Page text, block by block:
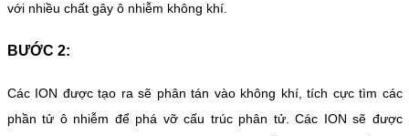
với nhiều chất gây ô nhiễm không khí.
BƯỚC 2:
Các ION được tạo ra sẽ phân tán vào không khí, tích cực tìm các
phần tử ô nhiễm để phá vỡ cấu trúc phân tử. Các ION sẽ được